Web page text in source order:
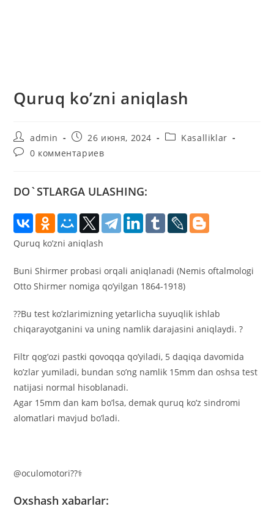
Quruq ko’zni aniqlash
Автор
записи:
admin
Запись26 июня, 2024
Рубрика
Kasalliklar
Комментарии
0 комментариев
DO`STLARGA ULASHING:
Quruq ko’zni aniqlash
Buni Shirmer probasi orqali aniqlanadi (Nemis oftalmologi
Otto Shirmer nomiga qo’yilgan 1864-1918)
?‍?Bu test ko’zlarimizning yetarlicha suyuqlik ishlab
chiqarayotganini va uning namlik darajasini aniqlaydi. ?
Filtr qog’ozi pastki qovoqqa qo’yiladi, 5 daqiqa davomida
ko’zlar yumiladi, bundan so’ng namlik 15mm dan oshsa test
natijasi normal hisoblanadi.
Agar 15mm dan kam bo’lsa, demak quruq ko’z sindromi
alomatlari mavjud bo’ladi.
@oculomotori??‍⚕️
Oxshash xabarlar: